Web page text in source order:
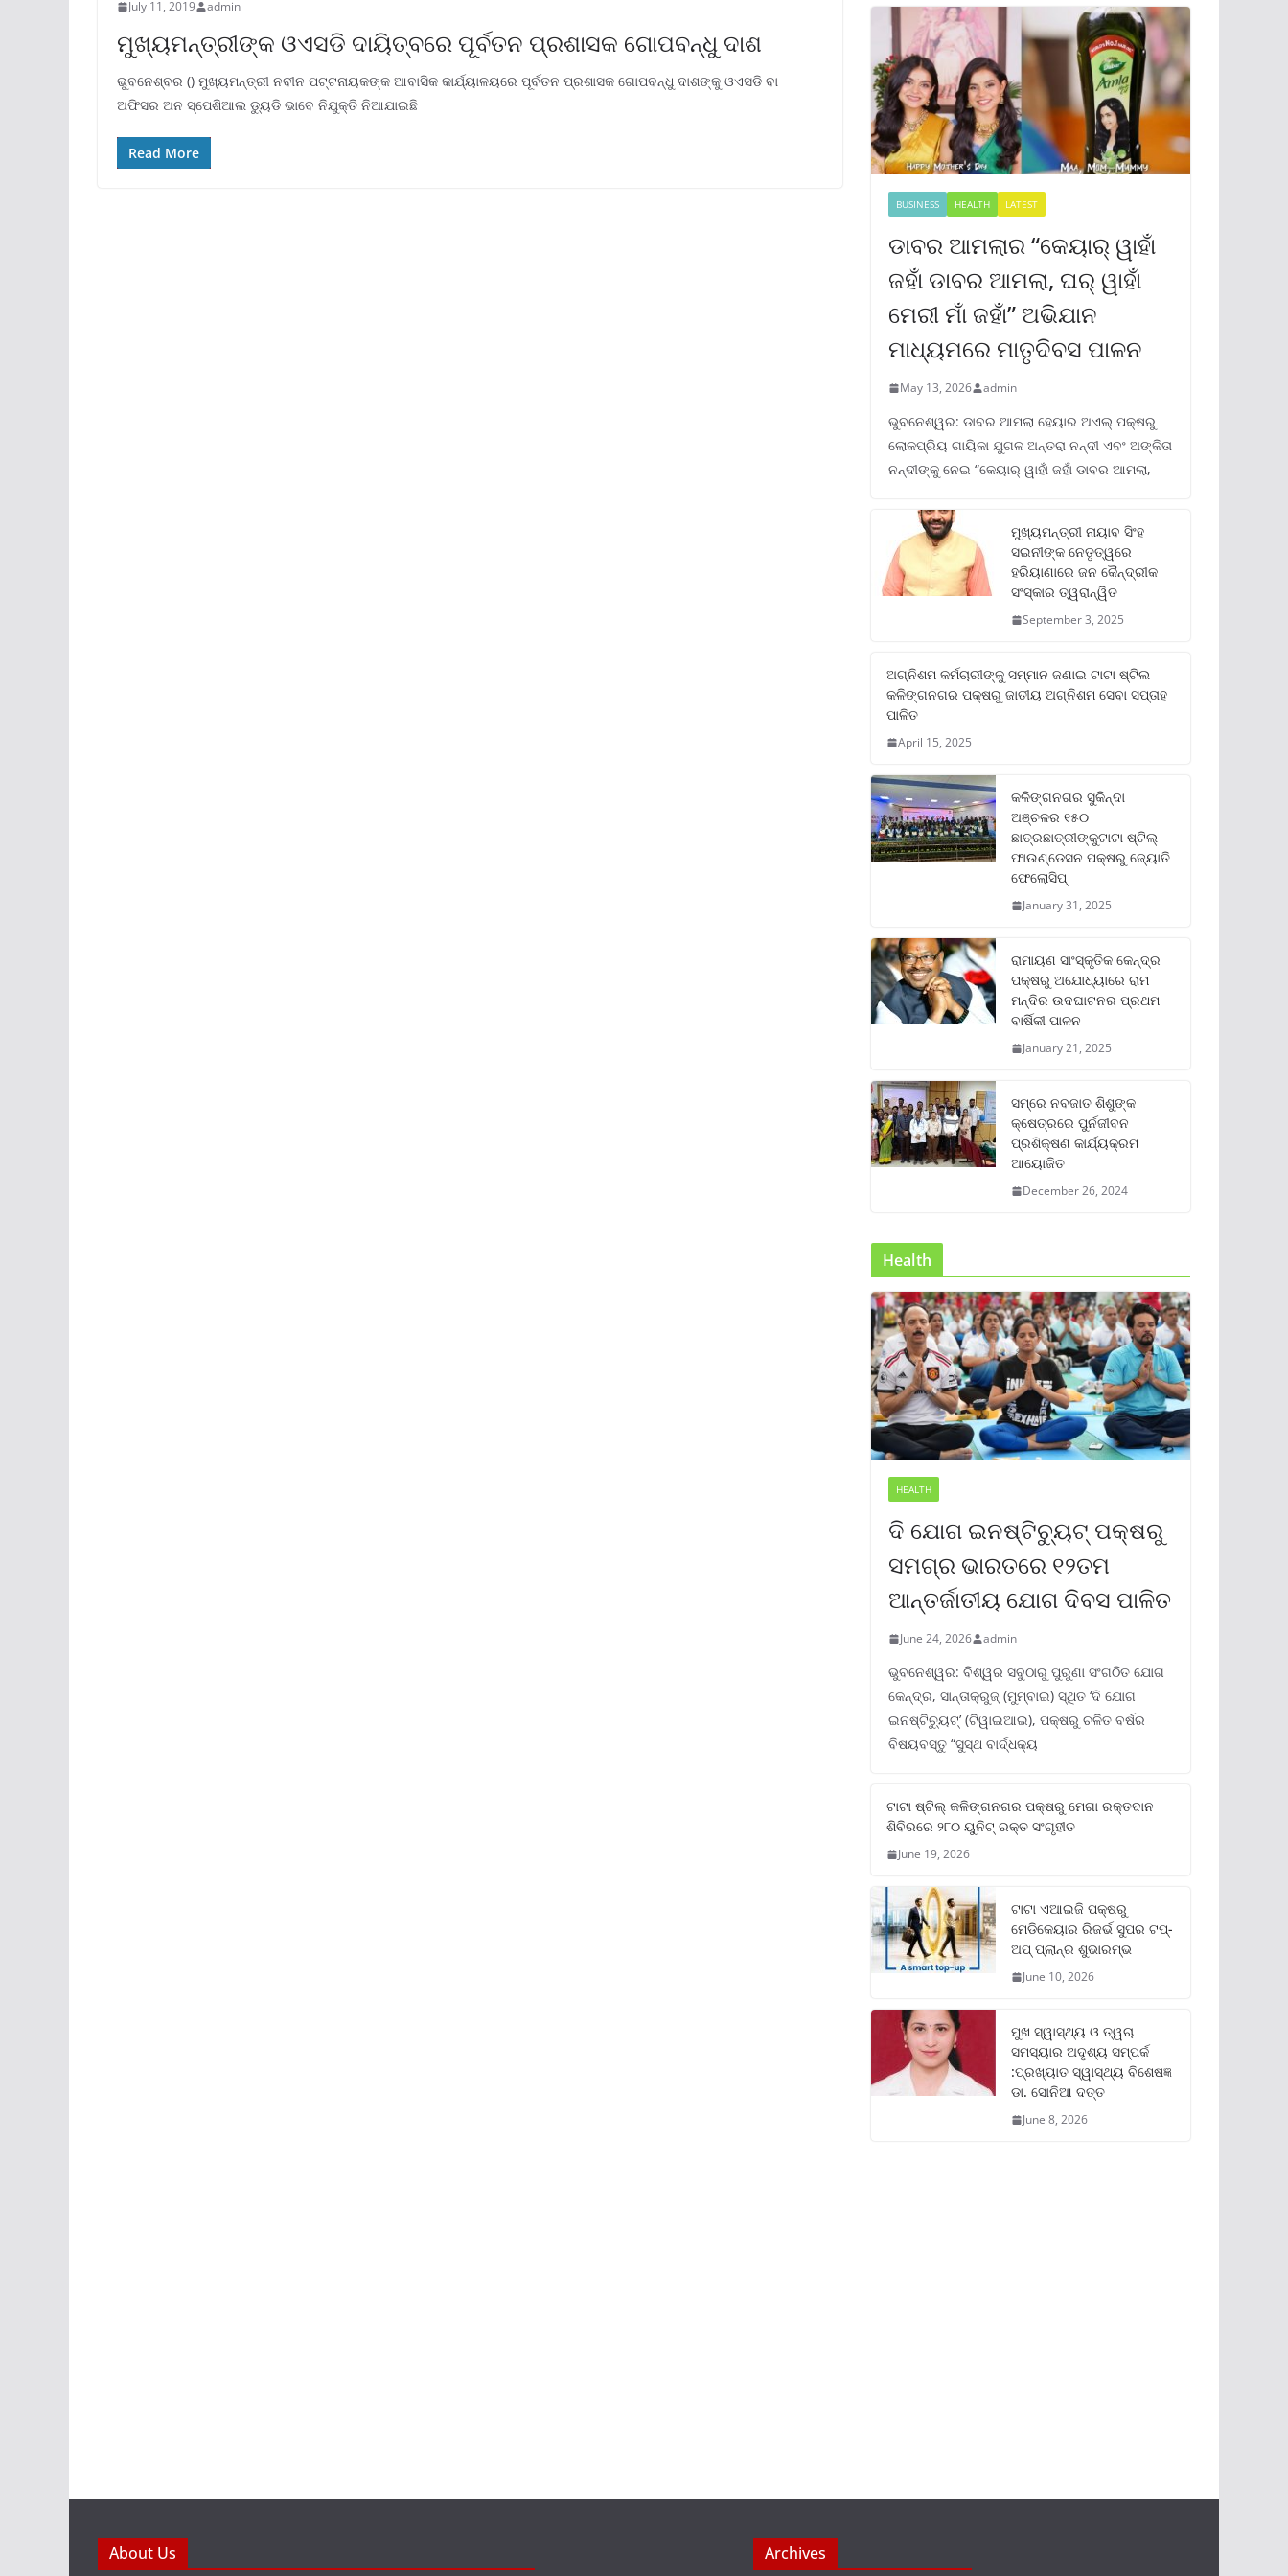
July 11, 2019 admin
ମୁଖ୍ୟମନ୍ତ୍ରୀଙ୍କ ଓଏସଡି ଦାୟିତ୍ବରେ ପୂର୍ବତନ ପ୍ରଶାସକ ଗୋପବନ୍ଧୁ ଦାଶ
ଭୁବନେଶ୍ବର () ମୁଖ୍ୟମନ୍ତ୍ରୀ ନବୀନ ପଟ୍ଟନାୟକଙ୍କ ଆବାସିକ କାର୍ଯ୍ୟାଳୟରେ ପୂର୍ବତନ ପ୍ରଶାସକ ଗୋପବନ୍ଧୁ ଦାଶଙ୍କୁ ଓଏସଡି ବା
ଅଫିସର ଅନ ସ୍ପେଶିଆଲ ଡ୍ୟୁଡି ଭାବେ ନିଯୁକ୍ତି ନିଆଯାଇଛି
Read More
BUSINESS HEALTH LATEST
ଡାବର ଆମଲାର “କେୟାର୍ ୱାହାଁ
ଜହାଁ ଡାବର ଆମଲା, ଘର୍ ୱାହାଁ
ମେରୀ ମାଁ ଜହାଁ” ଅଭିଯାନ
ମାଧ୍ୟମରେ ମାତୃଦିବସ ପାଳନ
May 13, 2026 admin
ଭୁବନେଶ୍ୱର: ଡାବର ଆମଲା ହେୟାର ଅଏଲ୍ ପକ୍ଷରୁ
ଲୋକପ୍ରିୟ ଗାୟିକା ଯୁଗଳ ଅନ୍ତରା ନନ୍ଦୀ ଏବଂ ଅଙ୍କିତା
ନନ୍ଦୀଙ୍କୁ ନେଇ “କେୟାର୍ ୱାହାଁ ଜହାଁ ଡାବର ଆମଲା,
ମୁଖ୍ୟମନ୍ତ୍ରୀ ନାୟାବ ସିଂହ
ସଇନୀଙ୍କ ନେତୃତ୍ୱରେ
ହରିୟାଣାରେ ଜନ କୈନ୍ଦ୍ରୀକ
ସଂସ୍କାର ତ୍ୱରାନ୍ୱିତ
September 3, 2025
ଅଗ୍ନିଶମ କର୍ମଚାରୀଙ୍କୁ ସମ୍ମାନ ଜଣାଇ ଟାଟା ଷ୍ଟିଲ
କଳିଙ୍ଗନଗର ପକ୍ଷରୁ ଜାତୀୟ ଅଗ୍ନିଶମ ସେବା ସପ୍ତାହ
ପାଳିତ
April 15, 2025
କଳିଙ୍ଗନଗର ସୁକିନ୍ଦା
ଅଞ୍ଚଳର ୧୫୦
ଛାତ୍ରଛାତ୍ରୀଙ୍କୁଟାଟା ଷ୍ଟିଲ୍
ଫାଉଣ୍ଡେସନ ପକ୍ଷରୁ ଜ୍ୟୋତି
ଫେଲୋସିପ୍‌
January 31, 2025
ରାମାୟଣ ସାଂସ୍କୃତିକ କେନ୍ଦ୍ର
ପକ୍ଷରୁ ଅଯୋଧ୍ୟାରେ ରାମ
ମନ୍ଦିର ଉଦଘାଟନର ପ୍ରଥମ
ବାର୍ଷିକୀ ପାଳନ
January 21, 2025
ସମ୍‌ରେ ନବଜାତ ଶିଶୁଙ୍କ
କ୍ଷେତ୍ରରେ ପୁର୍ନଜୀବନ
ପ୍ରଶିକ୍ଷଣ କାର୍ଯ୍ୟକ୍ରମ
ଆୟୋଜିତ
December 26, 2024
Health
HEALTH
ଦି ଯୋଗ ଇନଷ୍ଟିଚ୍ୟୁଟ୍ ପକ୍ଷରୁ
ସମଗ୍ର ଭାରତରେ ୧୨ତମ
ଆନ୍ତର୍ଜାତୀୟ ଯୋଗ ଦିବସ ପାଳିତ
June 24, 2026 admin
ଭୁବନେଶ୍ୱର: ବିଶ୍ୱର ସବୁଠାରୁ ପୁରୁଣା ସଂଗଠିତ ଯୋଗ
କେନ୍ଦ୍ର, ସାନ୍ତାକ୍ରୁଜ୍ (ମୁମ୍ବାଇ) ସ୍ଥିତ ‘ଦି ଯୋଗ
ଇନଷ୍ଟିଚ୍ୟୁଟ୍‌’ (ଟିୱାଇଆଇ), ପକ୍ଷରୁ ଚଳିତ ବର୍ଷର
ବିଷୟବସ୍ତୁ “ସୁସ୍ଥ ବାର୍ଦ୍ଧକ୍ୟ
ଟାଟା ଷ୍ଟିଲ୍‌ କଳିଙ୍ଗନଗର ପକ୍ଷରୁ ମେଗା ରକ୍ତଦାନ
ଶିବିରରେ ୨୮୦ ୟୁନିଟ୍‌ ରକ୍ତ ସଂଗୃହୀତ
June 19, 2026
ଟାଟା ଏଆଇଜି ପକ୍ଷରୁ
ମେଡିକେୟାର ରିଜର୍ଭ ସୁପର ଟପ୍‌-
ଅପ୍ ପ୍ଲାନ୍‌ର ଶୁଭାରମ୍ଭ
June 10, 2026
ମୁଖ ସ୍ୱାସ୍ଥ୍ୟ ଓ ତ୍ୱଚା
ସମସ୍ୟାର ଅଦୃଶ୍ୟ ସମ୍ପର୍କ
:ପ୍ରଖ୍ୟାତ ସ୍ୱାସ୍ଥ୍ୟ ବିଶେଷଜ୍ଞ
ଡା. ସୋନିଆ ଦତ୍ତ
June 8, 2026
About Us Archives